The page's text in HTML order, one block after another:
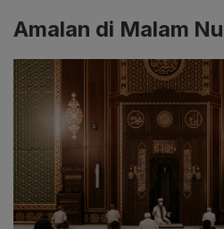
Amalan di Malam